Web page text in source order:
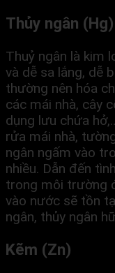
Thủy ngân (Hg)
Thuỷ ngân là kim
và dễ sa lắng, dễ
thường nên hóa
các mái nhà, cây
dụng lưu chứa
rửa mái nhà,
ngân ngấm vào
nhiều. Dẫn đến
trong môi trường
vào nước sẽ tồn
ngân, thủy ngân
Kẽm (Zn)